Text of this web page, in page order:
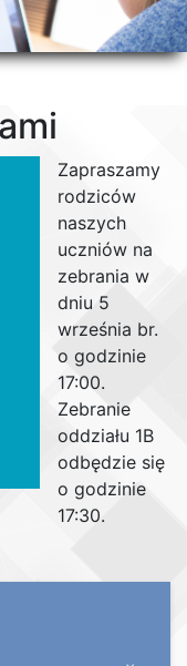
Zapraszamy
rodziców
naszych
uczniów na
zebrania w
dniu 5
września br.
o godzinie
17:00.
Zebranie
oddziału 1B
odbędzie się
o godzinie
17:30.